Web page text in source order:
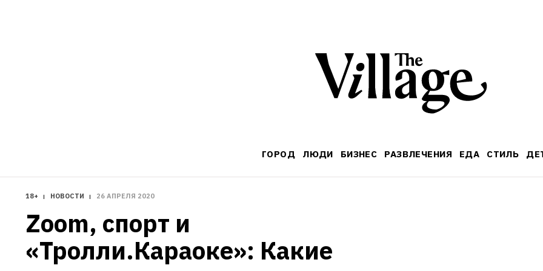
ГОРОД ЛЮДИ БИЗНЕС РАЗВЛЕЧЕНИЯ ЕДА СТИЛЬ
18+ НОВОСТИ 26 АПРЕЛЯ 2020
Zoom, спорт и
«Тролли.Караоке»: Какие